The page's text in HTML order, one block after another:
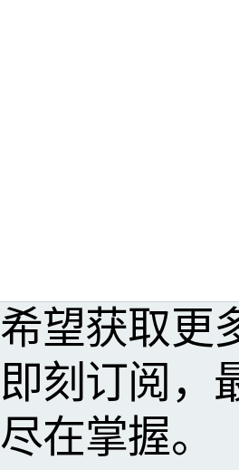
希望获取更
即刻订阅，
尽在掌握。